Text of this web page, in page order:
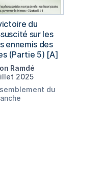
du
sur les
ennemis des
(Partie 5) [A]
Ramdé
2025
du